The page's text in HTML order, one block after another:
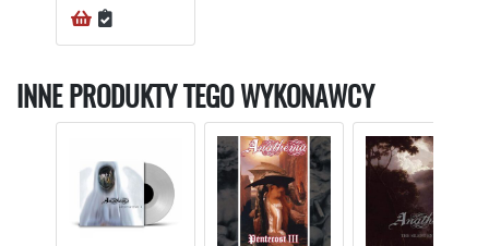
INNE PRODUKTY TEGO WYKONAWCY